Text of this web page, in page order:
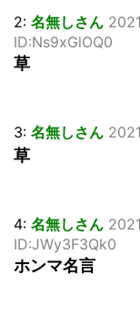
かわからない
NHKにようこ
2: 名無しさん
ID:Ns9xGlOQ0
草
3: 名無しさん
草
4: 名無しさん
ID:JWy3F3Qk0
ホンマ名言